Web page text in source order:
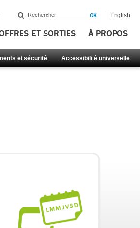
ET SORTIES À PROPOS
et sécurité Accessibilité universelle
English